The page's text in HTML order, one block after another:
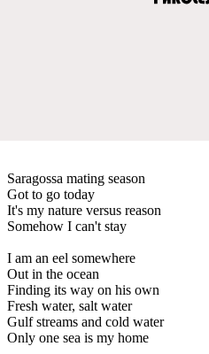
Saragossa mating season
Got to go today
It's my nature versus reason
Somehow I can't stay
I am an eel somewhere
Out in the ocean
Finding its way on his own
Fresh water, salt water
Gulf streams and cold water
Only one sea is my home